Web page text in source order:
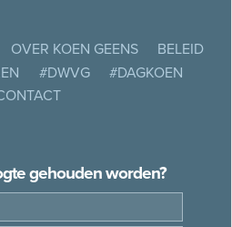
OVER KOEN GEENS
BELEID
#DWVG
#DAGKOEN
gehouden worden?